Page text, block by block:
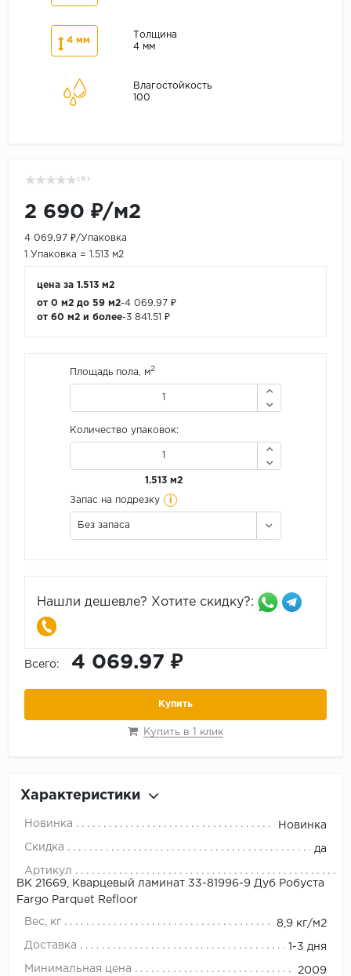
4 мм
Толщина
4 мм
Влагостойкость
100
( 0 )
2 690 ₽/м2
4 069.97 ₽/Упаковка
1 Упаковка = 1.513 м2
цена за 1.513 м2
от 0 м2 до 59 м2-4 069.97 ₽
от 60 м2 и более-3 841.51 ₽
Площадь пола, м2
Количество упаковок:
1.513 м2
Запас на подрезку i
Без запаса
Нашли дешевле? Хотите скидку?:
Всего: 4 069.97 ₽
Купить
Купить в 1 клик
Характеристики
Новинка Новинка
Скидка да
Артикул
ВК 21669, Кварцевый ламинат 33-81996-9 Дуб Робуста
Fargo Parquet Refloor
Вес, кг 8,9 кг/м2
Доставка 1-3 дня
Минимальная цена 2009